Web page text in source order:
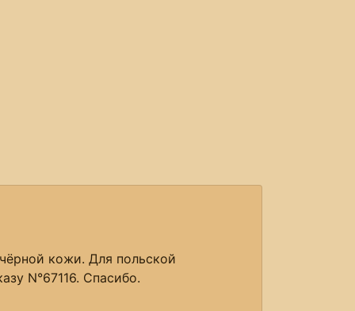
кожи. Для польской
N°67116. Спасибо.